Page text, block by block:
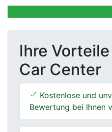
Ihre
Car Center
Kostenlose und
Bewertung bei Ihnen